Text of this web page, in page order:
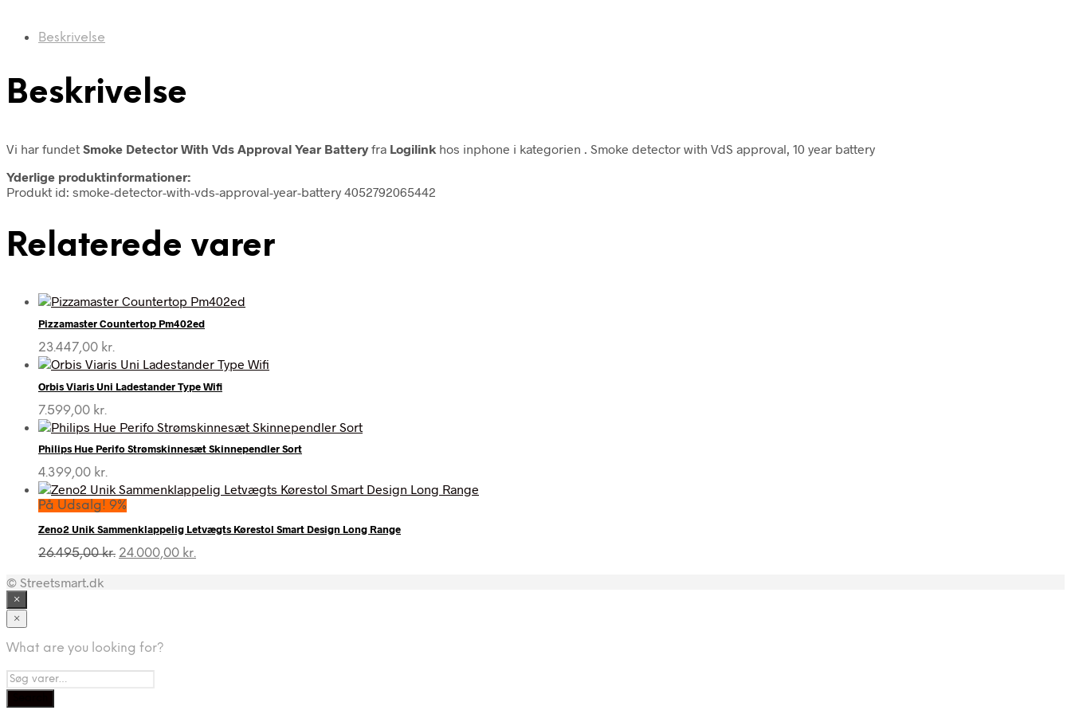
Beskrivelse
Beskrivelse
Vi har fundet Smoke Detector With Vds Approval Year Batteryfra Logilink hos inphone i kategorien
. Smoke detector with VdS approval, 10 year battery
Yderlige produktinformationer:
Produkt id: smoke-detector-with-vds-approval-year-battery 4052792065442
Relaterede varer
Pizzamaster Countertop Pm402ed
23.447,00 kr.
Orbis Viaris Uni Ladestander Type Wifi
7.599,00 kr.
Philips Hue Perifo Strømskinnesæt Skinnependler Sort
4.399,00 kr.
På Udsalg! 9%
Zeno2 Unik Sammenklappelig Letvægts Kørestol Smart Design Long Range
26.495,00kr. Den
24.000,00 kr.
© Streetsmart.dk
×
×
What are you looking for?